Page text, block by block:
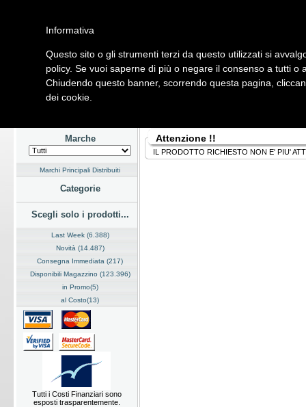
Home Listino Marchi Dati Cliente Servizi Company
Hardware Software Fotografia Telefonia Audio Video
Marche
Marchi Principali Distribuiti
Categorie
Scegli solo i prodotti...
Last Week (6.388)
Novità (14.487)
Consegna Immediata (217)
Disponibili Magazzino (123.396)
in Promo(5)
al Costo(13)
Tutti i Costi Finanziari sono
esposti trasparentemente.
Attenzione !!
IL PRODOTTO RICHIESTO NON E' PIU'
Informativa
Questo sito o gli strumenti terzi da questo utilizzati si
policy. Se vuoi saperne di più o negare il consenso a tutti o
Chiudendo questo banner, scorrendo questa pagina,
dei cookie.